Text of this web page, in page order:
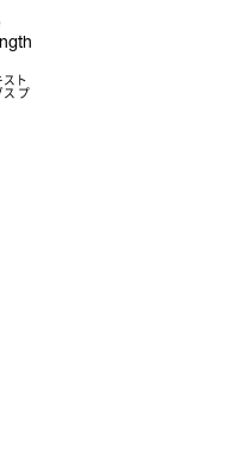
スト
ス プ
ント
に入れる